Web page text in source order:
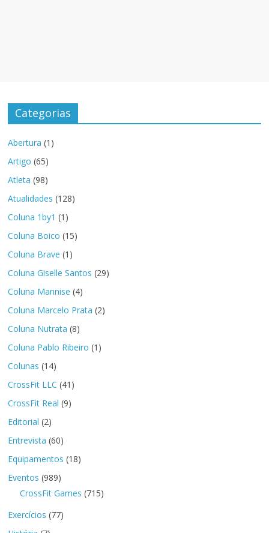
Categorias
Abertura (1)
Artigo (65)
Atleta (98)
Atualidades (128)
Coluna 1by1 (1)
Coluna Boico (15)
Coluna Brave (1)
Coluna Giselle Santos (29)
Coluna Mannise (4)
Coluna Marcelo Prata (2)
Coluna Nutrata (8)
Coluna Pablo Ribeiro (1)
Colunas (14)
CrossFit LLC (41)
CrossFit Real (9)
Editorial (2)
Entrevista (60)
Equipamentos (18)
Eventos (989)
CrossFit Games (715)
Exercícios (77)